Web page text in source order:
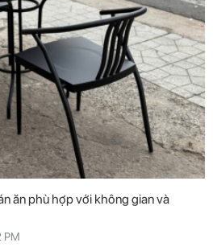
ăn phù hợp với không gian và
PM